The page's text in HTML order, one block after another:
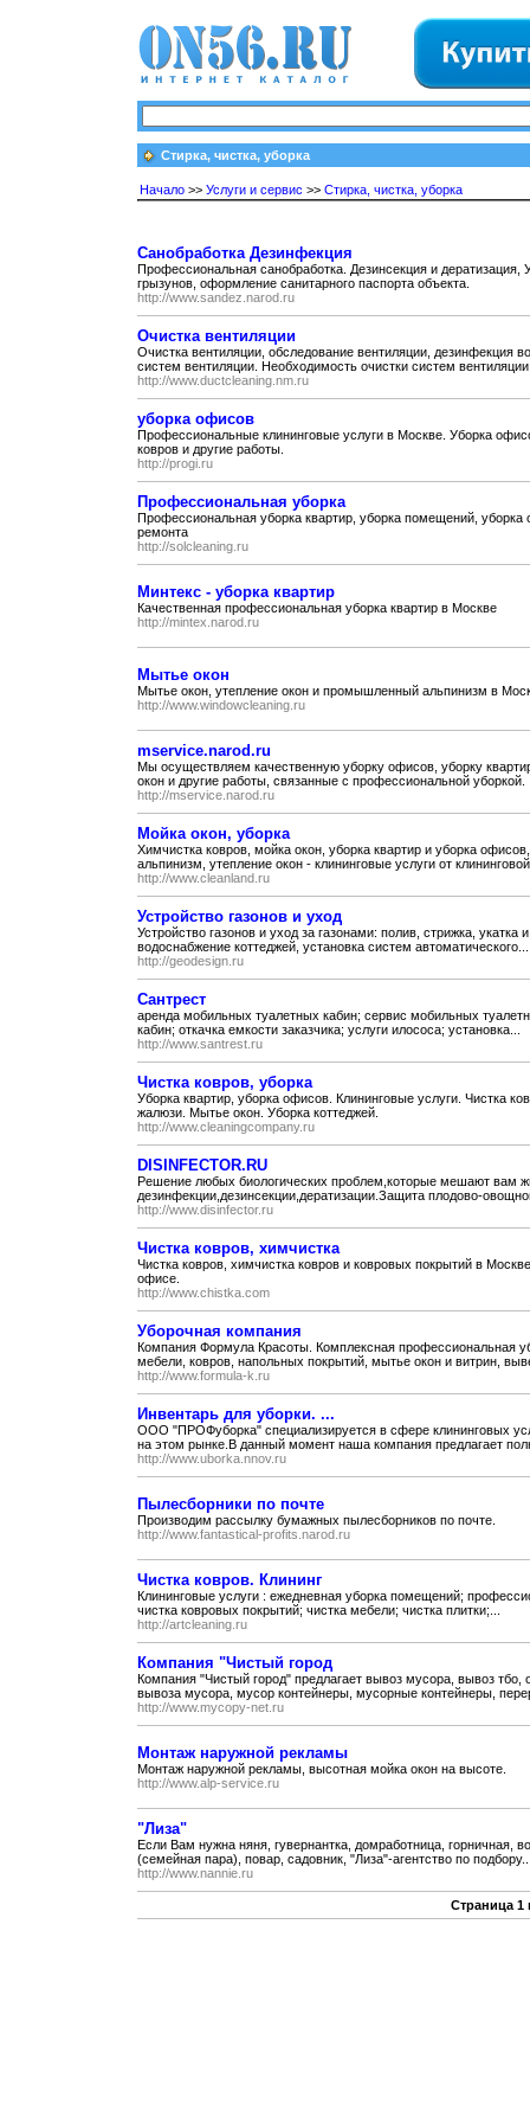
Стирка, чистка, уборка
Начало >> Услуги и сервис >> Стирка, чистка, уборка
Санобработка Дезинфекция
Профессиональная санобработка. Дезинсекция и
грызунов, оформление санитарного паспорта объекта.
http://www.sandez.narod.ru
Очистка вентиляции
Очистка вентиляции, обследование вентиляции, дезинфекция
систем вентиляции. Необходимость очистки систем
http://www.ductcleaning.nm.ru
уборка офисов
Профессиональные клининговые услуги в Москве. Уборка
ковров и другие работы.
http://progi.ru
Профессиональная уборка
Профессиональная уборка квартир, уборка помещений,
ремонта
http://solcleaning.ru
Минтекс - уборка квартир
Качественная профессиональная уборка квартир в Москве
http://mintex.narod.ru
Мытье окон
Мытье окон, утепление окон и промышленный альпинизм в
http://www.windowcleaning.ru
mservice.narod.ru
Мы осуществляем качественную уборку офисов, уборку
окон и другие работы, связанные с профессиональной уборкой.
http://mservice.narod.ru
Мойка окон, уборка
Химчистка ковров, мойка окон, уборка квартир и уборка
альпинизм, утепление окон - клининговые услуги от
http://www.cleanland.ru
Устройство газонов и уход
Устройство газонов и уход за газонами: полив, стрижка,
водоснабжение коттеджей, установка систем автоматического...
http://geodesign.ru
Сантрест
аренда мобильных туалетных кабин; сервис мобильных
кабин; откачка емкости заказчика; услуги илососа; установка...
http://www.santrest.ru
Чистка ковров, уборка
Уборка квартир, уборка офисов. Клининговые услуги. Чистка
жалюзи. Мытье окон. Уборка коттеджей.
http://www.cleaningcompany.ru
DISINFECTOR.RU
Решение любых биологических проблем,которые мешают вам
дезинфекции,дезинсекции,дератизации.Защита плодово-
http://www.disinfector.ru
Чистка ковров, химчистка
Чистка ковров, химчистка ковров и ковровых покрытий в
офисе.
http://www.chistka.com
Уборочная компания
Компания Формула Красоты. Комплексная профессиональная
мебели, ковров, напольных покрытий, мытье окон и витрин,
http://www.formula-k.ru
Инвентарь для уборки. ...
ООО "ПРОФуборка" специализируется в сфере клининговых
на этом рынке.В данный момент наша компания предлагает
http://www.uborka.nnov.ru
Пылесборники по почте
Производим рассылку бумажных пылесборников по почте.
http://www.fantastical-profits.narod.ru
Чистка ковров. Клининг
Клининговые услуги : ежедневная уборка помещений;
чистка ковровых покрытий; чистка мебели; чистка плитки;...
http://artcleaning.ru
Компания "Чистый город
Компания "Чистый город" предлагает вывоз мусора, вывоз
вывоза мусора, мусор контейнеры, мусорные контейнеры,
http://www.mycopy-net.ru
Монтаж наружной рекламы
Монтаж наружной рекламы, высотная мойка окон на высоте.
http://www.alp-service.ru
"Лиза"
Если Вам нужна няня, гувернантка, домработница, горничная,
(семейная пара), повар, садовник, "Лиза"-агентство по
http://www.nannie.ru
Страница 1